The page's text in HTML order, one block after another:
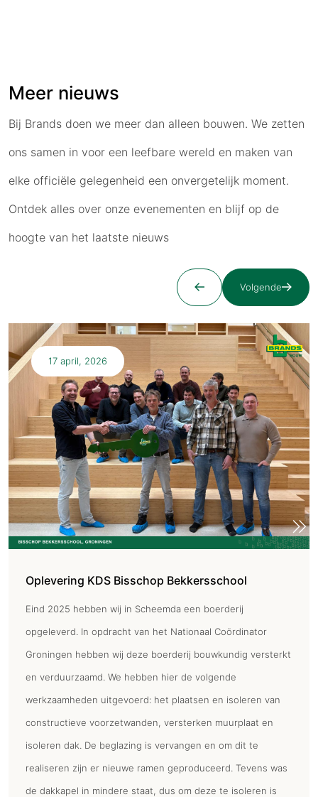
Meer nieuws
Bij Brands doen we meer dan alleen bouwen. We zetten
ons samen in voor een leefbare wereld en maken van
elke officiële gelegenheid een onvergetelijk moment.
Ontdek alles over onze evenementen en blijf op de
hoogte van het laatste nieuws
Volgende
17 april, 2026
Oplevering KDS Bisschop Bekkersschool
Eind 2025 hebben wij in Scheemda een boerderij
opgeleverd. In opdracht van het Nationaal Coördinator
Groningen hebben wij deze boerderij bouwkundig versterkt
en verduurzaamd. We hebben hier de volgende
werkzaamheden uitgevoerd: het plaatsen en isoleren van
constructieve voorzetwanden, versterken muurplaat en
isoleren dak. De beglazing is vervangen en om dit te
realiseren zijn er nieuwe ramen geproduceerd. Tevens was
de dakkapel in mindere staat, dus om deze te isoleren is